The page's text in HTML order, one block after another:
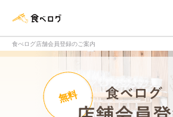
食べログ店舗会員登録のご案内
無料